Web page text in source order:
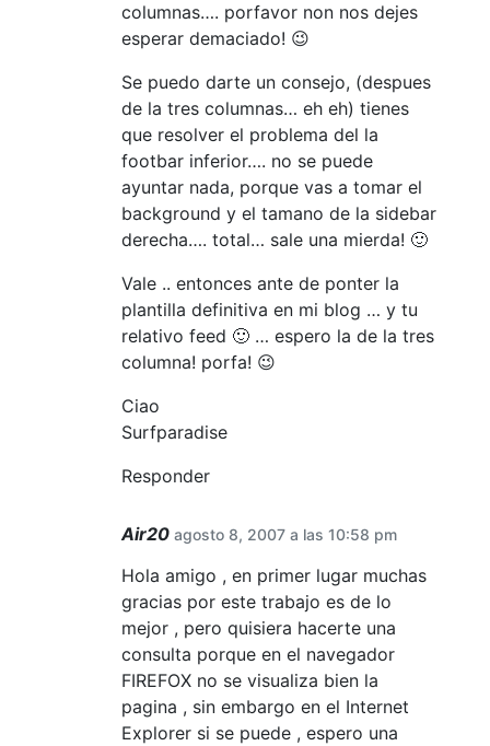
columnas…. porfavor non nos dejes
esperar demaciado! 😉
Se puedo darte un consejo, (despues
de la tres columnas… eh eh) tienes
que resolver el problema del la
footbar inferior…. no se puede
ayuntar nada, porque vas a tomar el
background y el tamano de la sidebar
derecha…. total… sale una mierda! 🙂
Vale .. entonces ante de ponter la
plantilla definitiva en mi blog … y tu
relativo feed 🙂 … espero la de la tres
columna! porfa! 😉
Ciao
Surfparadise
Responder
Air20 agosto 8, 2007 a las 10:58 pm
Hola amigo , en primer lugar muchas
gracias por este trabajo es de lo
mejor , pero quisiera hacerte una
consulta porque en el navegador
FIREFOX no se visualiza bien la
pagina , sin embargo en el Internet
Explorer si se puede , espero una